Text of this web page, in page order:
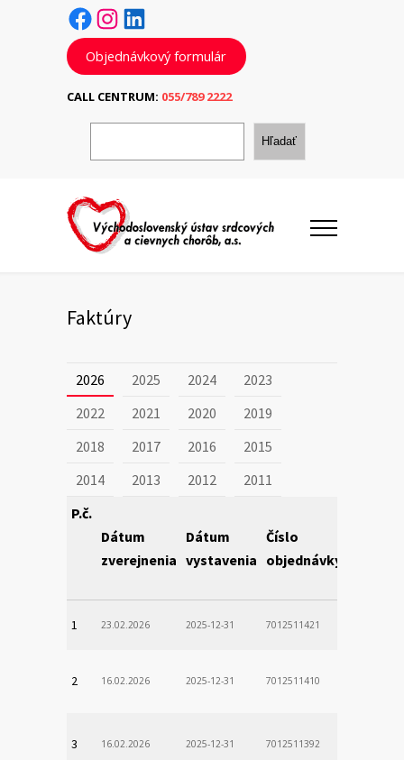
Facebook Instagram LinkedIn
Objednávkový formulár
CALL CENTRUM: 055/789 2222
H
d
Hľadať
Faktúry
2026 2025 2024
2023
2022
2021 2020
2019
2018
2017 2016
2015
2014
2013 2012
2011
P.č.
Dátum
zverejnenia
Dátum
vystavenia
Číslo
objednávky
1 23.02.2026 2025-12-31 7012511421
2 16.02.2026 2025-12-31 7012511410
3 16.02.2026 2025-12-31 7012511392